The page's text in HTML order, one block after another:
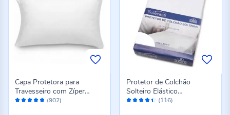
Avaliação: (902)
Capa Protetora para
Travesseiro com Zíper
Havan Casa - Branco
Avaliação: (116)
Protetor de Colchão
Solteiro Elástico
Impermeável - Branco